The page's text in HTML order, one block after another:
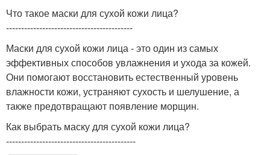
Что такое маски для сухой кожи лица?
------------------------------------------
Маски для сухой кожи лица - это один из самых
эффективных способов увлажнения и ухода за кожей.
Они помогают восстановить естественный уровень
влажности кожи, устраняют сухость и шелушение, а
также предотвращают появление морщин.
Как выбрать маску для сухой кожи лица?
-------------------------------------------